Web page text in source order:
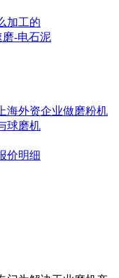
加工的
-电石泥
海外资企业做磨粉机
球磨机
价明细